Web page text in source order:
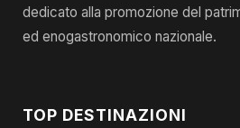
dedicato alla promozione del
ed enogastronomico nazionale.
TOP DESTINAZIONI